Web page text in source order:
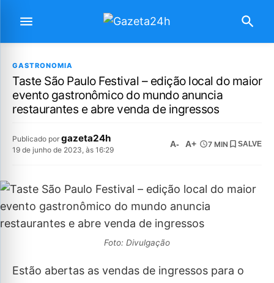
GASTRONOMIA
Taste São Paulo Festival – edição local do maior
evento gastronômico do mundo anuncia
restaurantes e abre venda de ingressos
Publicado por gazeta24h
19 de junho de 2023, às 16:29
A- A+ 7 MIN SALVE
Foto: Divulgação
Estão abertas as vendas de ingressos para o